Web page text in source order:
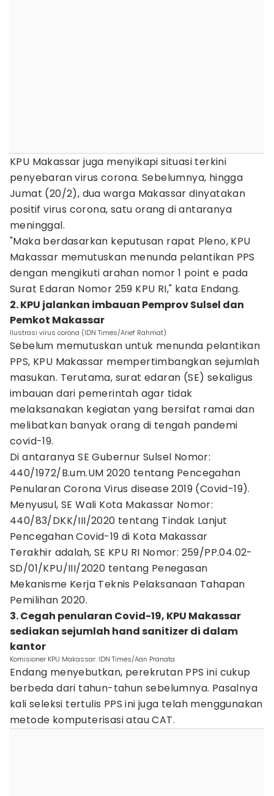
KPU Makassar juga menyikapi situasi terkini
penyebaran virus corona. Sebelumnya, hingga
Jumat (20/2), dua warga Makassar dinyatakan
positif virus corona, satu orang di antaranya
meninggal.
"Maka berdasarkan keputusan rapat Pleno, KPU
Makassar memutuskan menunda pelantikan PPS
dengan mengikuti arahan nomor 1 point e pada
Surat Edaran Nomor 259 KPU RI," kata Endang.
2. KPU jalankan imbauan Pemprov Sulsel dan
Pemkot Makassar
Ilustrasi virus corona (IDN Times/Arief Rahmat)
Sebelum memutuskan untuk menunda pelantikan
PPS, KPU Makassar mempertimbangkan sejumlah
masukan. Terutama, surat edaran (SE) sekaligus
imbauan dari pemerintah agar tidak
melaksanakan kegiatan yang bersifat ramai dan
melibatkan banyak orang di tengah pandemi
covid-19.
Di antaranya SE Gubernur Sulsel Nomor:
440/1972/B.um.UM 2020 tentang Pencegahan
Penularan Corona Virus disease 2019 (Covid-19).
Menyusul, SE Wali Kota Makassar Nomor:
440/83/DKK/III/2020 tentang Tindak Lanjut
Pencegahan Covid-19 di Kota Makassar
Terakhir adalah, SE KPU RI Nomor: 259/PP.04.02-
SD/01/KPU/III/2020 tentang Penegasan
Mekanisme Kerja Teknis Pelaksanaan Tahapan
Pemilihan 2020.
3. Cegah penularan Covid-19, KPU Makassar
sediakan sejumlah hand sanitizer di dalam
kantor
Komisioner KPU Makassar. IDN Times/Aan Pranata
Endang menyebutkan, perekrutan PPS ini cukup
berbeda dari tahun-tahun sebelumnya. Pasalnya
kali seleksi tertulis PPS ini juga telah menggunakan
metode komputerisasi atau CAT.